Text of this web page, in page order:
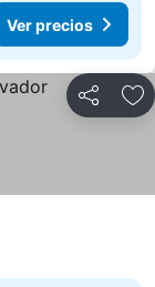
Ver precios
Compartir